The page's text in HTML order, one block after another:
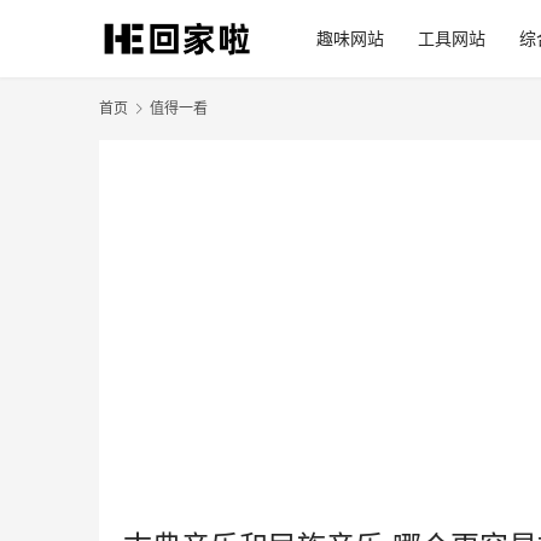
趣味网站 工具网站 综
首页 值得一看